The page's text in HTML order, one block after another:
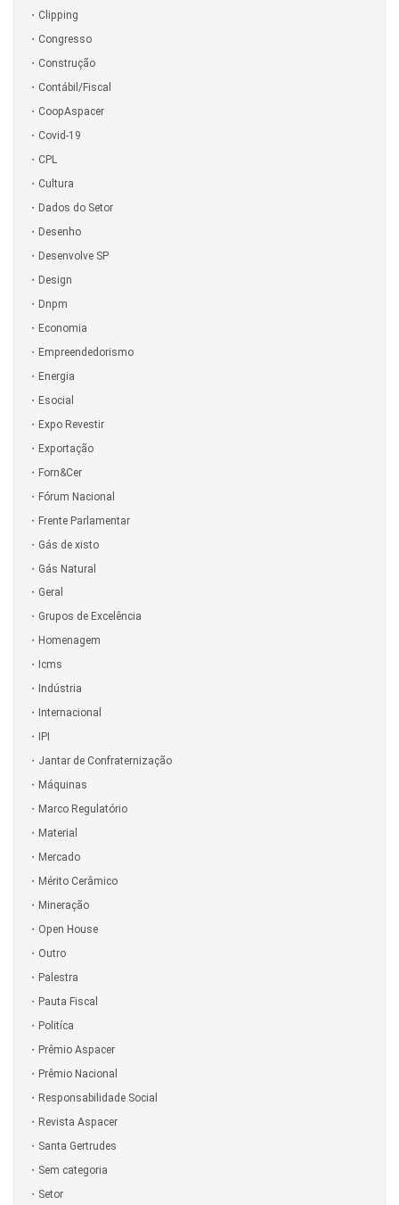
Clipping
Congresso
Construção
Contábil/Fiscal
CoopAspacer
Covid-19
CPL
Cultura
Dados do Setor
Desenho
Desenvolve SP
Design
Dnpm
Economia
Empreendedorismo
Energia
Esocial
Expo Revestir
Exportação
Forn&Cer
Fórum Nacional
Frente Parlamentar
Gás de xisto
Gás Natural
Geral
Grupos de Excelência
Homenagem
Icms
Indústria
Internacional
IPI
Jantar de Confraternização
Máquinas
Marco Regulatório
Material
Mercado
Mérito Cerâmico
Mineração
Open House
Outro
Palestra
Pauta Fiscal
Politíca
Prêmio Aspacer
Prêmio Nacional
Responsabilidade Social
Revista Aspacer
Santa Gertrudes
Sem categoria
Setor